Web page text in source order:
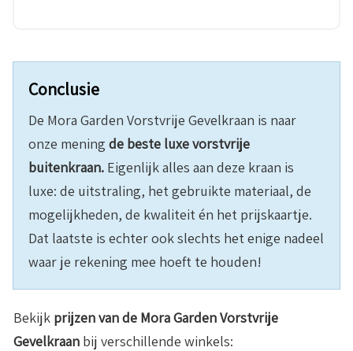
Conclusie
De Mora Garden Vorstvrije Gevelkraan is naar
onze mening de beste luxe vorstvrije
buitenkraan. Eigenlijk alles aan deze kraan is
luxe: de uitstraling, het gebruikte materiaal, de
mogelijkheden, de kwaliteit én het prijskaartje.
Dat laatste is echter ook slechts het enige nadeel
waar je rekening mee hoeft te houden!
Bekijk prijzen van de Mora Garden Vorstvrije
Gevelkraan bij verschillende winkels: